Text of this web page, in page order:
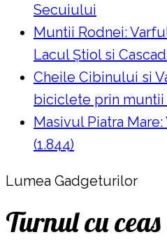
Secuiului
Muntii Rodnei:
Lacul Ştiol si
Cheile Cibinului si
biciclete prin muntii
Masivul Piatra
(1.844)
Lumea Gadgeturilor
Turnul cu